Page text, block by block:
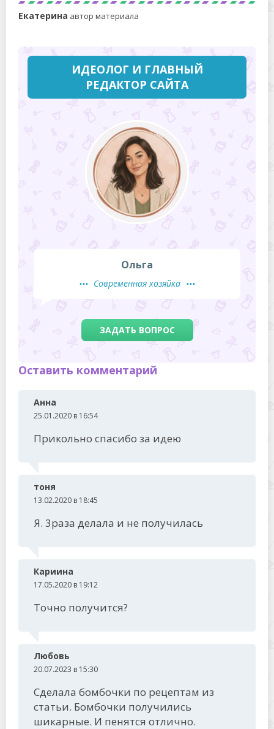
Екатерина автор материала
ИДЕОЛОГ И ГЛАВНЫЙ
РЕДАКТОР САЙТА
Ольга
Современная хозяйка
ЗАДАТЬ ВОПРОС
Оставить комментарий
Анна
25.01.2020 в 16:54
Прикольно спасибо за идею
тоня
13.02.2020 в 18:45
Я. 3раза делала и не получилась
Кариина
17.05.2020 в 19:12
Точно получится?
Любовь
20.07.2023 в 15:30
Сделала бомбочки по рецептам из
статьи. Бомбочки получились
шикарные. И пенятся отлично.